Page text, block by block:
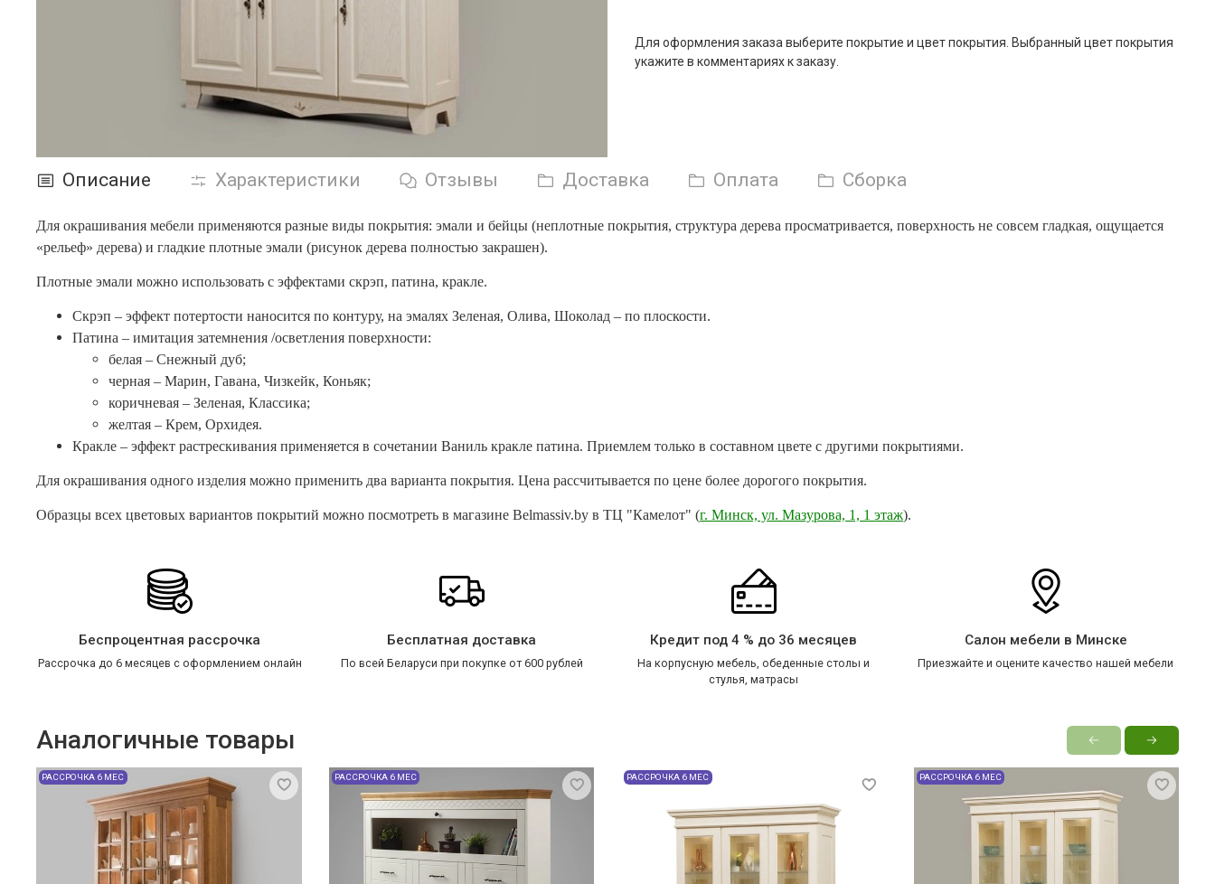
Для оформления заказа выберите покрытие и цвет покрытия. Выбранный цвет покрытия
укажите в комментариях к заказу.
Описание Характеристики Отзывы Доставка Оплата Сборка
Для окрашивания мебели применяются разные виды покрытия: эмали и бейцы (неплотные покрытия, структура дерева просматривается, поверхность не совсем гладкая, ощущается
«рельеф» дерева) и гладкие плотные эмали (рисунок дерева полностью закрашен).
Плотные эмали можно использовать с эффектами скрэп, патина, кракле.
Скрэп – эффект потертости наносится по контуру, на эмалях Зеленая, Олива, Шоколад – по плоскости.
Патина – имитация затемнения /осветления поверхности:
белая – Снежный дуб;
черная – Марин, Гавана, Чизкейк, Коньяк;
коричневая – Зеленая, Классика;
желтая – Крем, Орхидея.
Кракле – эффект растрескивания применяется в сочетании Ваниль кракле патина. Приемлем только в составном цвете с другими покрытиями.
Для окрашивания одного изделия можно применить два варианта покрытия. Цена рассчитывается по цене более дорогого покрытия.
Образцы всех цветовых вариантов покрытий можно посмотреть в магазине Belmassiv.by в ТЦ "Камелот" (г. Минск, ул. Мазурова, 1, 1 этаж).
Беспроцентная рассрочка
Рассрочка до 6 месяцев с оформлением онлайн
Бесплатная доставка
По всей Беларуси при покупке от 600 рублей
Кредит под 4 % до 36 месяцев
На корпусную мебель, обеденные столы и
стулья, матрасы
Салон мебели в Минске
Приезжайте и оцените качество нашей мебели
Аналогичные товары
РАССРОЧКА 6 МЕС РАССРОЧКА 6 МЕС РАССРОЧКА 6 МЕС РАССРОЧКА 6 МЕС